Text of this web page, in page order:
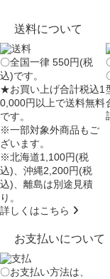
送料について
〇全国一律 550円(税
込)です。
★お買い上げ合計税込1
0,000円以上で送料無料
です。
※一部対象外商品もご
ざいます。
※北海道1,100円(税
込)、沖縄2,200円(税
込)、離島は別途見積
り。
詳しくはこちら
お支払いについて
〇お支払い方法は、